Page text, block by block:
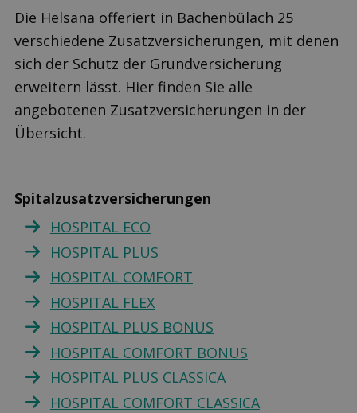
Die Helsana offeriert in Bachenbülach 25
verschiedene Zusatzversicherungen, mit denen
sich der Schutz der Grundversicherung
erweitern lässt. Hier finden Sie alle
angebotenen Zusatzversicherungen in der
Übersicht.
Spitalzusatzversicherungen
HOSPITAL ECO
HOSPITAL PLUS
HOSPITAL COMFORT
HOSPITAL FLEX
HOSPITAL PLUS BONUS
HOSPITAL COMFORT BONUS
HOSPITAL PLUS CLASSICA
HOSPITAL COMFORT CLASSICA